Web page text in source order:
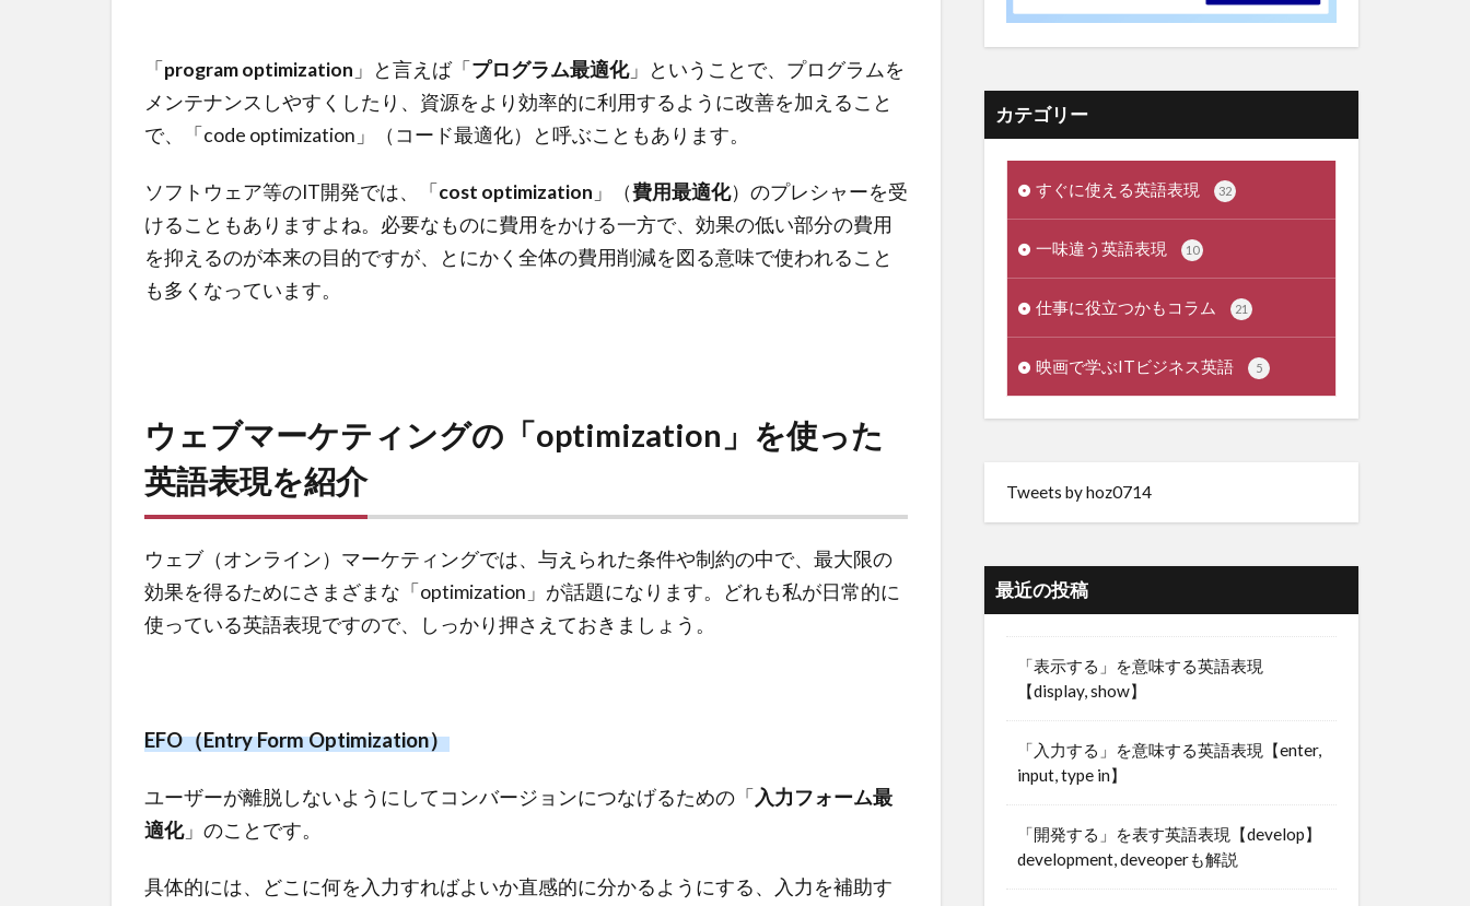
「 program optimization 」と言えば「 プログラム最適化」ということで、プログラムを
メンテナンスしやすくしたり、資源をより効率的に利用するように改善を加えること
で、「code optimization」（コード最適化）と呼ぶこともあります。
ソフトウェア等のIT開発では、「 cost optimization 」（費用最適化）のプレシャーを受
けることもありますよね。必要なものに費用をかける一方で、効果の低い部分の費用
を抑えるのが本来の目的ですが、とにかく全体の費用削減を図る意味で使われること
も多くなっています。
ウェブマーケティングの「optimization」を使った
英語表現を紹介
ウェブ（オンライン）マーケティングでは、与えられた条件や制約の中で、最大限の
効果を得るためにさまざまな「optimization」が話題になります。どれも私が日常的に
使っている英語表現ですので、しっかり押さえておきましょう。
EFO（Entry Form Optimization）
ユーザーが離脱しないようにしてコンバージョンにつなげるための「 入力フォーム最
適化」のことです。
具体的には、どこに何を入力すればよいか直感的に分かるようにする、入力を補助す
カテゴリー
すぐに使える英語表現 32
一味違う英語表現 10
仕事に役立つかもコラム 21
映画で学ぶITビジネス英語 5
Tweets by hoz0714
最近の投稿
「表示する」を意味する英語表現
【display, show】
「入力する」を意味する英語表現【enter,
input, type in】
「開発する」を表す英語表現【develop】
development, deveoperも解説